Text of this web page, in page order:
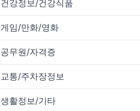
건강정보/건강식품
게임/만화/영화
공무원/자격증
교통/주차장정보
생활정보/기타